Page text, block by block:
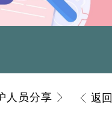
人员分享
返回